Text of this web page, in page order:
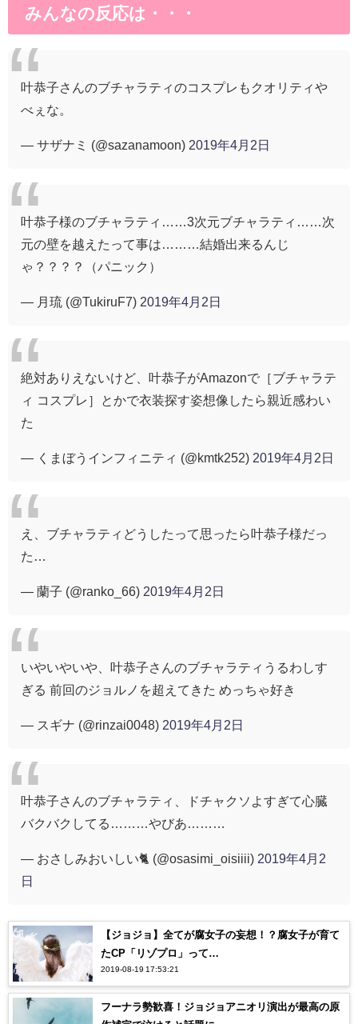
みんなの反応は・・・
叶恭子さんのブチャラティのコスプレもクオリティや
べぇな。
— サザナミ (@sazanamoon) 2019年4月2日
叶恭子様のブチャラティ……3次元ブチャラティ……次
元の壁を越えたって事は………結婚出来るんじ
ゃ？？？？（パニック）
— 月琉 (@TukiruF7) 2019年4月2日
絶対ありえないけど、叶恭子がAmazonで［ブチャラテ
ィ コスプレ］とかで衣装探す姿想像したら親近感わい
た
— くまぼうインフィニティ (@kmtk252) 2019年4月2日
え、ブチャラティどうしたって思ったら叶恭子様だっ
た…
— 蘭子 (@ranko_66) 2019年4月2日
いやいやいや、叶恭子さんのブチャラティうるわしす
ぎる 前回のジョルノを超えてきた めっちゃ好き
— スギナ (@rinzai0048) 2019年4月2日
叶恭子さんのブチャラティ、ドチャクソよすぎて心臓
バクバクしてる………やびあ………
— おさしみおいしい🐈 (@osasimi_oisiiii) 2019年4月2
日
【ジョジョ】全てが腐女子の妄想！？腐女子が育て
たCP「リゾプロ」って…
2019-08-19 17:53:21
フーナラ勢歓喜！ジョジョアニオリ演出が最高の原